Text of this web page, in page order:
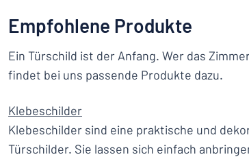
Empfohlene Produkte
Ein Türschild ist der Anfang. Wer das
findet bei uns passende Produkte dazu.
Klebeschilder
Klebeschilder sind eine praktische und
Türschilder. Sie lassen sich einfach